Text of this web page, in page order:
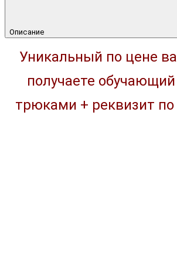
Описание
Уникальный по цене
получаете обучающий
трюками + реквизит по